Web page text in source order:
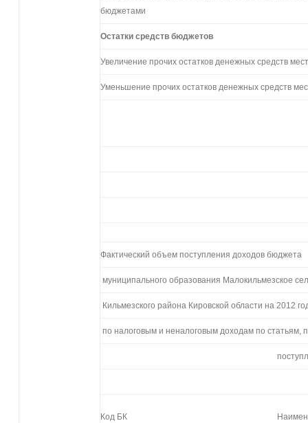
бюджетами
Остаткисредствбюджетов
Увеличение прочих остатков денежных средств
Уменьшение прочих остатков денежных средств
Фактический объем поступления доходов бюджета
муниципального образования Малокильмезское
Кильмезского района Кировской области на 2012
по налоговым и неналоговым доходам по статьям,
Код БК